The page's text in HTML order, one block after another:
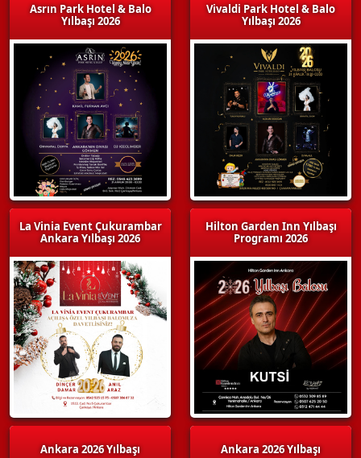
Asrın Park Hotel & Balo
Yılbaşı 2026
La Vinia Event Çukurambar
Ankara Yılbaşı 2026
Ankara 2026 Yılbaşı
Vivaldi Park Hotel & Balo
Yılbaşı 2026
Hilton Garden Inn Yılbaşı
Programı 2026
Ankara 2026 Yılbaşı